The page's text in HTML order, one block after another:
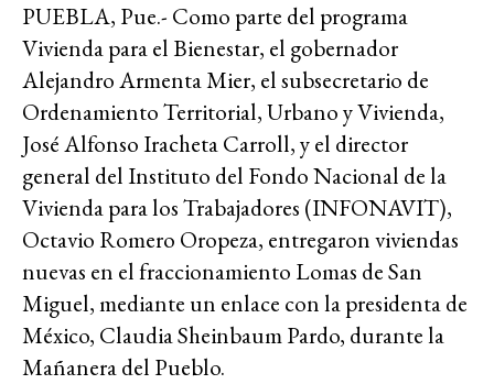
PUEBLA, Pue.- Como parte del programa
Vivienda para el Bienestar, el gobernador
Alejandro Armenta Mier, el subsecretario de
Ordenamiento Territorial, Urbano y Vivienda,
José Alfonso Iracheta Carroll, y el director
general del Instituto del Fondo Nacional de la
Vivienda para los Trabajadores (INFONAVIT),
Octavio Romero Oropeza, entregaron viviendas
nuevas en el fraccionamiento Lomas de San
Miguel, mediante un enlace con la presidenta de
México, Claudia Sheinbaum Pardo, durante la
Mañanera del Pueblo.